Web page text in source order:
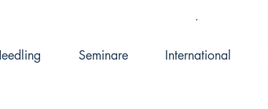
.
Seminare International